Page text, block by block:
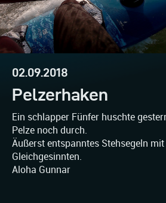
02.09.2018
Pelzerhaken
Ein schlapper Fünfer huschte
Pelze noch durch.
Äußerst entspanntes Stehsegeln
Gleichgesinnten.
Aloha Gunnar